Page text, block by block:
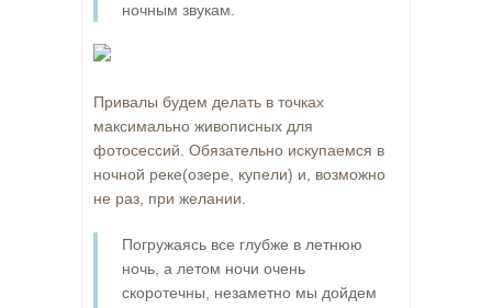
ночным звукам.
Привалы будем делать в точках
максимально живописных для
фотосессий. Обязательно искупаемся в
ночной реке(озере, купели) и, возможно
не раз, при желании.
Погружаясь все глубже в летнюю
ночь, а летом ночи очень
скоротечны, незаметно мы дойдем